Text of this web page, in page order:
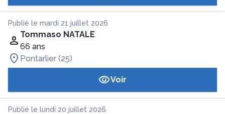
Publié le mardi 21 juillet 2026
Tommaso NATALE
66 ans
Pontarlier (25)
Voir
Publié le lundi 20 juillet 2026